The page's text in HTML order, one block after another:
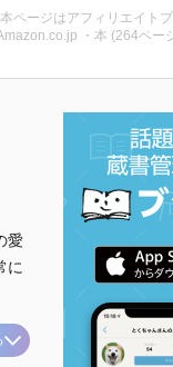
本ページはアフィリエイト
・本 (264ペー
愛
に